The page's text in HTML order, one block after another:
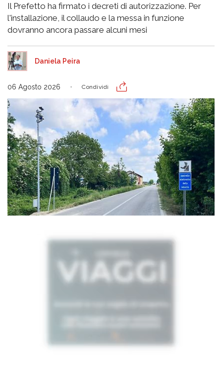
Il Prefetto ha firmato i decreti di autorizzazione. Per
l'installazione, il collaudo e la messa in funzione
dovranno ancora passare alcuni mesi
Daniela Peira
06 Agosto 2026 Condividi